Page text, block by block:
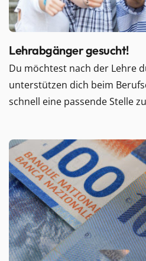
Lehrabgänger gesucht!
Du möchtest nach der Lehre
unterstützen dich beim
schnell eine passende Stelle